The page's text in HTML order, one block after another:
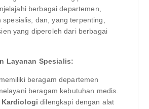
berbagai departemen,
spesialis, dan, yang terpenting,
yang diperoleh dari berbagai
Layanan Spesialis:
beragam departemen
beragam kebutuhan medis.
Kardiologi dilengkapi dengan alat